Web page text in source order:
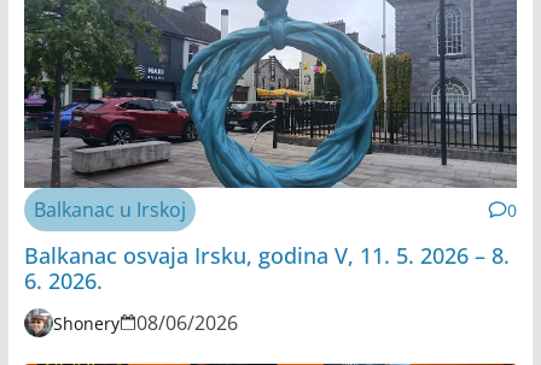
Balkanac u Irskoj 0
Balkanac osvaja Irsku, godina V, 11. 5. 2026 – 8.
6. 2026.
Shonery 08/06/2026